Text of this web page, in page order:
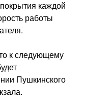
каждой
работы
к следующему
Пушкинского